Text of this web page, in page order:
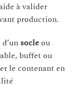
à valider
production.
socleou
buffet ou
le contenant en